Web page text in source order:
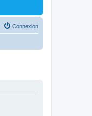
Connexion